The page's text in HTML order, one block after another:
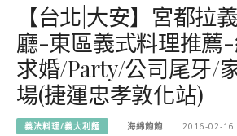
【台北|大安】宮都拉
廳-東區義式料理推薦
求婚/Party/公司尾牙/
場(捷運忠孝敦化站)
義法料理/義大利麵 海綿飽飽 2016-02-16